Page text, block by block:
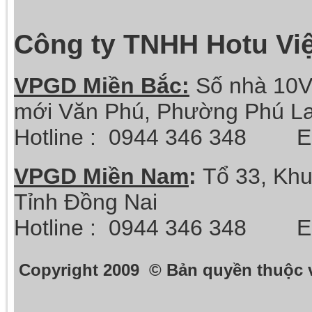
Công ty TNHH Hotu
VPGD Miền Bắc: Số nhà
mới Văn Phú, Phường Phú
Hotline : 0944 346 348
VPGD Miền Nam: Tổ 33,
Tỉnh Đồng Nai
Hotline : 0944 346 348
Copyright 2009 © Bản quyền thuộc